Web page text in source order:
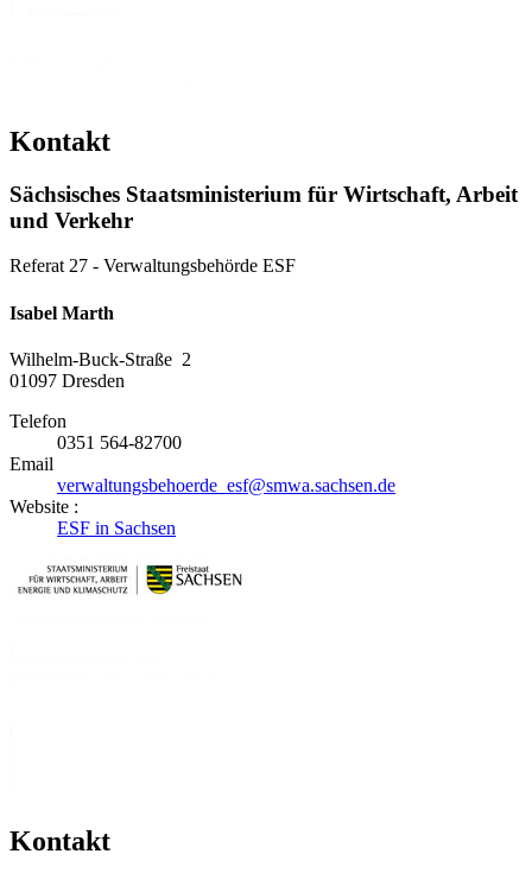
Kontakt
Sächsisches Staatsministerium für Wirtschaft, Arbeit
und Verkehr
Referat 27 - Verwaltungsbehörde ESF
Isabel Marth
Wilhelm-Buck-Straße 2
01097 Dresden
Telefon
0351 564-82700
Email
verwaltungsbehoerde_esf@smwa.sachsen.de
Website :
ESF in Sachsen
Kontakt